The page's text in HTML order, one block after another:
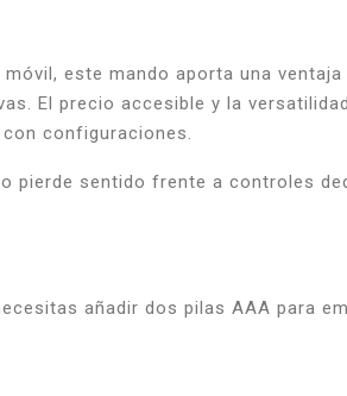
este mando aporta una
El precio accesible y la
configuraciones.
pierde sentido frente a controles
añadir dos pilas AAA para